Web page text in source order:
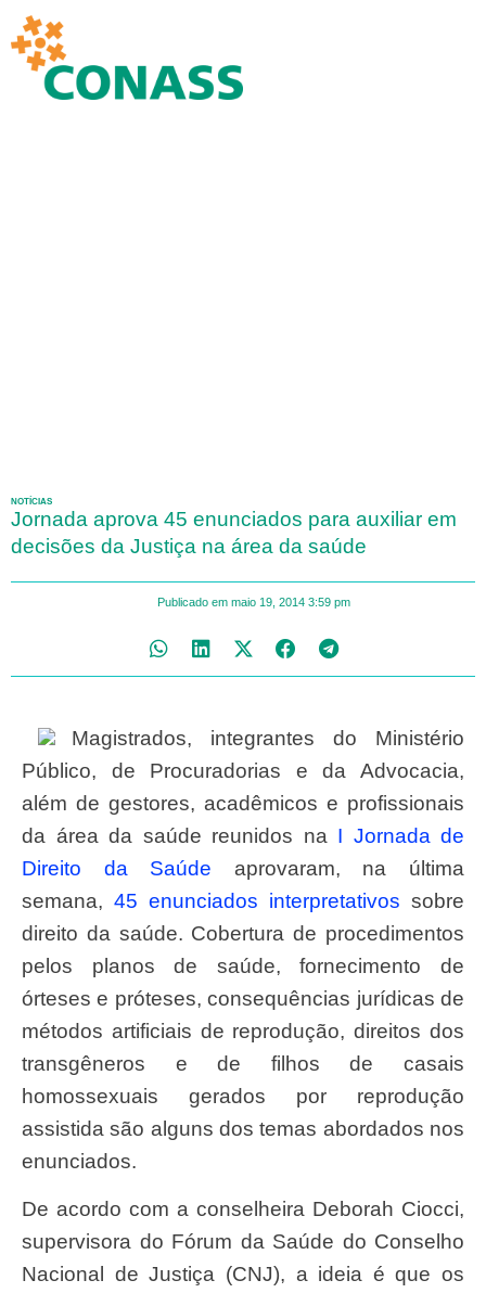
NOTÍCIAS
Jornada aprova 45 enunciados para auxiliar em
decisões da Justiça na área da saúde
Publicado em maio 19, 2014 3:59 pm
Magistrados, integrantes do Ministério
Público, de Procuradorias e da Advocacia,
além de gestores, acadêmicos e profissionais
da área da saúde reunidos na I Jornada de
Direito da Saúde aprovaram, na última
semana, 45 enunciados interpretativos sobre
direito da saúde. Cobertura de procedimentos
pelos planos de saúde, fornecimento de
órteses e próteses, consequências jurídicas de
métodos artificiais de reprodução, direitos dos
transgêneros e de filhos de casais
homossexuais gerados por reprodução
assistida são alguns dos temas abordados nos
enunciados.
De acordo com a conselheira Deborah Ciocci,
supervisora do Fórum da Saúde do Conselho
Nacional de Justiça (CNJ), a ideia é que os